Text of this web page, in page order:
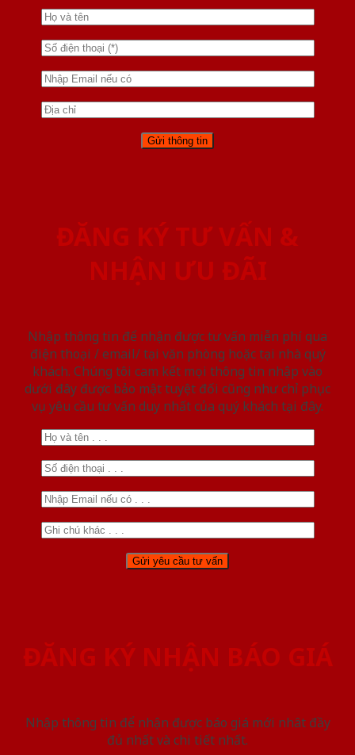
ĐĂNG KÝ TƯ VẤN &
NHẬN ƯU ĐÃI
Nhập thông tin để nhận được tư vấn miễn phí qua
điện thoại / email/ tại văn phòng hoặc tại nhà quý
khách. Chúng tôi cam kết mọi thông tin nhập vào
dưới đây được bảo mật tuyệt đối cũng như chỉ phục
vụ yêu cầu tư vấn duy nhất của quý khách tại đây.
ĐĂNG KÝ NHẬN BÁO GIÁ
Nhập thông tin để nhận được báo giá mới nhât đầy
đủ nhất và chi tiết nhất.